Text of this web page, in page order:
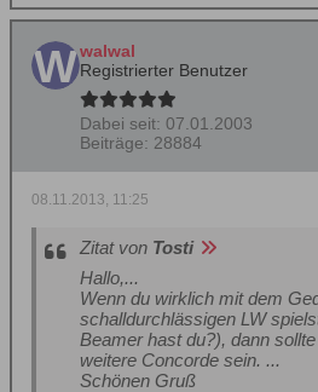
walwal
Registrierter Benutzer
Dabei seit: 07.01.2003
Beiträge: 28884
08.11.2013, 11:25
Zitat von Tosti
Hallo,...
Wenn du wirklich mit dem
schalldurchlässigen LW
Beamer hast du?), dann
weitere Concorde sein. ...
Schönen Gruß